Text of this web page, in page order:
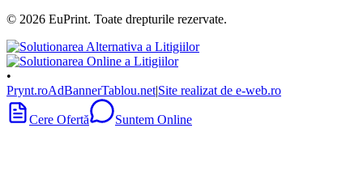
© 2026 EuPrint. Toate drepturile rezervate.
•
Prynt.roAdBannerTablou.net|Site realizat de e-web.ro
Cere Ofertă Suntem Online